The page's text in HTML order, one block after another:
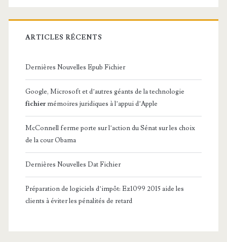
ARTICLES RÉCENTS
Dernières Nouvelles Epub Fichier
Google, Microsoft et d’autres géants de la technologie
fichier mémoires juridiques à l’appui d’Apple
McConnell ferme porte sur l’action du Sénat sur les choix
de la cour Obama
Dernières Nouvelles Dat Fichier
Préparation de logiciels d’impôt: Ez1099 2015 aide les
clients à éviter les pénalités de retard